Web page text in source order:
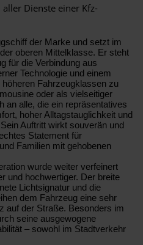
Dienste einer Kfz-
der Marke und setzt im
oberen Mittelklasse. Er steht
für die Verbindung aus
Technologie und einem
Fahrzeugklassen zu
oder als vielseitiger
an alle, die ein repräsentatives
hoher Alltagstauglichkeit und
Auftritt wirkt souverän und
Statement für
Familien mit gehobenen
wurde weiter verfeinert
und hochwertiger. Der breite
Lichtsignatur und die
dem Fahrzeug eine sehr
auf der Straße. Besonders im
seine ausgewogene
– sowohl im Stadtverkehr